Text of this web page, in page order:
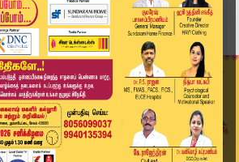
18,000 பேரிடம் ஆசை காட்டி ரூ...